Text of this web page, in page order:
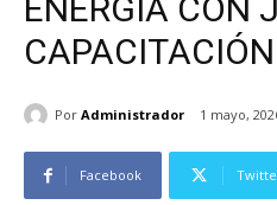
ENERGÍA CON
CAPACITACIÓN
Por Administrador 1 mayo,
Facebook